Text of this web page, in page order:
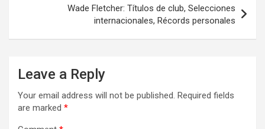
Wade Fletcher: Títulos de club, Selecciones
internacionales, Récords personales
Leave a Reply
Your email address will not be published. Required fields
are marked *